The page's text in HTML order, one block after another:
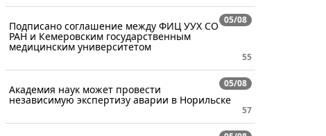
05/08
Подписано соглашение между ФИЦ УУХ СО
РАН и Кемеровским государственным
медицинским университетом
55
05/08
Академия наук может провести
независимую экспертизу аварии в Норильске
57